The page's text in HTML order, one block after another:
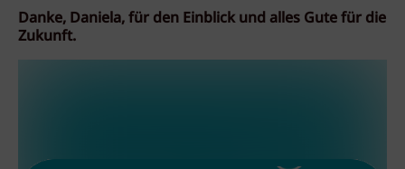
Danke, Daniela, für den Einblick und alles Gute für die
Zukunft.